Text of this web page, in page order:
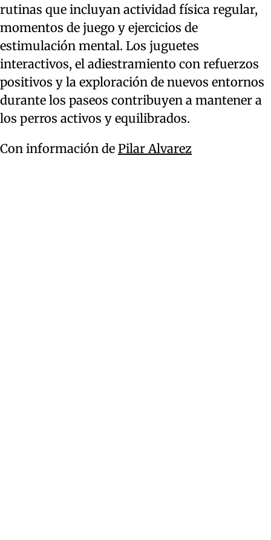
rutinas que incluyan actividad física regular,
momentos de juego y ejercicios de
estimulación mental. Los juguetes
interactivos, el adiestramiento con refuerzos
positivos y la exploración de nuevos entornos
durante los paseos contribuyen a mantener a
los perros activos y equilibrados.
Con información de Pilar Alvarez